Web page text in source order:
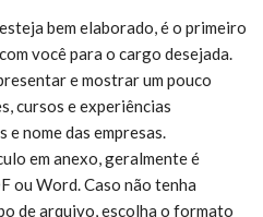
bem elaborado, é o primeiro
você para o cargo desejada.
e mostrar um pouco
cursos e experiências
nome das empresas.
em anexo, geralmente é
ou Word. Caso não tenha
de arquivo, escolha o formato